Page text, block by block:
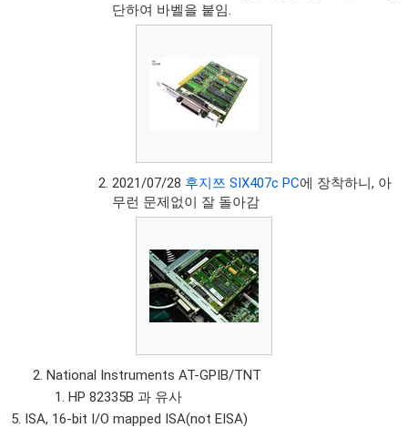
단하여 바벨을 붙임.
2021/07/28 후지쯔 SIX407c PC에 장착하니, 아
무런 문제없이 잘 돌아감
National Instruments AT-GPIB/TNT
HP 82335B 과 유사
ISA, 16-bit I/O mapped ISA(not EISA)